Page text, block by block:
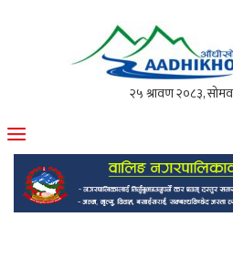
मोफसलकै लोकप्रिय अनलाइन पत्रिका